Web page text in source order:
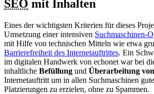
SEO mit Inhalten
Eines der wichtigsten Kriterien für dieses
Umsetzung einer intensiven Suchmaschinen-
mit Hilfe von technischen Mitteln wie etwa
Barrierefreiheit des Internetauftrittes. Ein
im digitalen Handwerk von echonet war bei
inhaltliche Befüllung und Überarbeitung
Internetauftritt um in allen Suchmaschinen
Platzierungen zu erzielen, ohne zu Spammen.